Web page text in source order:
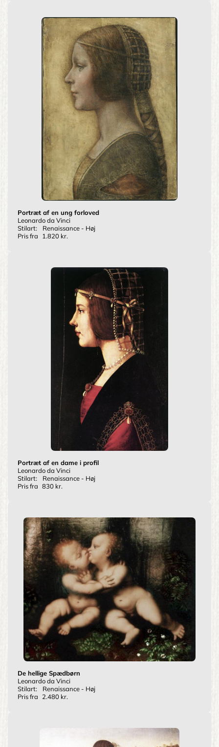
Portræt af en ung forloved
Leonardo da Vinci
Stilart:
Renaissance - Høj
Pris fra
1.820 kr.
Portræt af en dame i profil
Leonardo da Vinci
Stilart:
Renaissance - Høj
Pris fra 830 kr.
De hellige Spædbørn
Leonardo da Vinci
Stilart:
Renaissance - Høj
Pris fra
2.480 kr.